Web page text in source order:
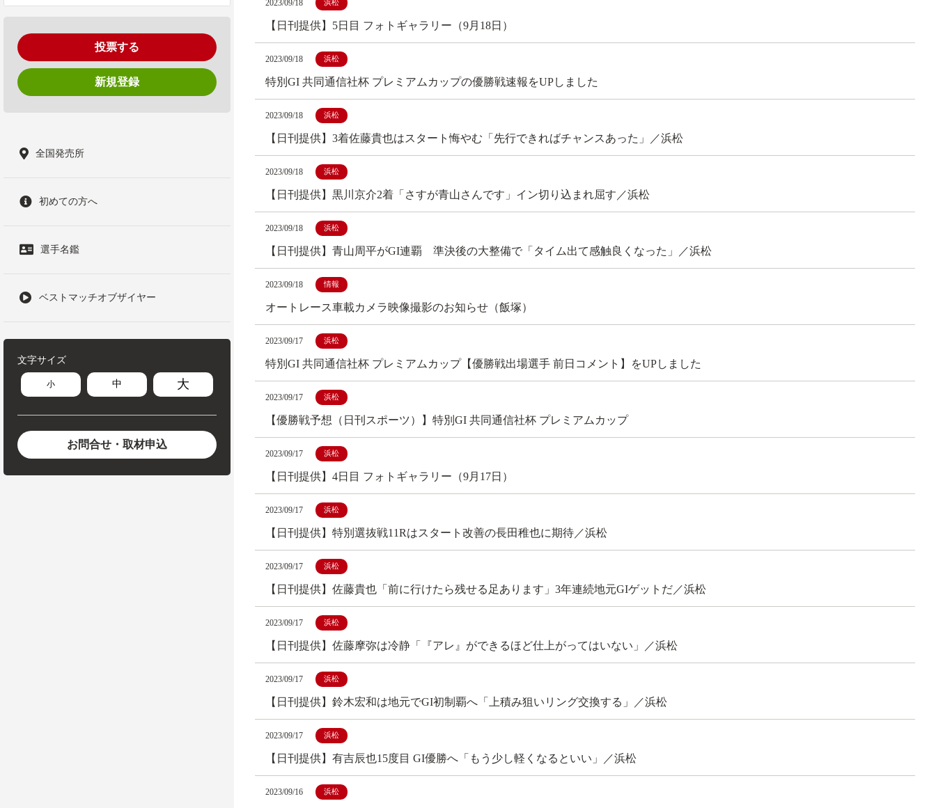
投票する
新規登録
全国発売所
初めての方へ
選手名鑑
ベストマッチオブザイヤー
文字サイズ
小 中 大
お問合せ・取材申込
2023/09/18 浜松
【日刊提供】5日目 フォトギャラリー（9月18日）
2023/09/18 浜松
特別GI 共同通信社杯 プレミアムカップの優勝戦速報をUPしました
2023/09/18 浜松
【日刊提供】3着佐藤貴也はスタート悔やむ「先行できればチャンスあった」／浜松
2023/09/18 浜松
【日刊提供】黒川京介2着「さすが青山さんです」イン切り込まれ屈す／浜松
2023/09/18 浜松
【日刊提供】青山周平がGI連覇 準決後の大整備で「タイム出て感触良くなった」／浜松
2023/09/18 情報
オートレース車載カメラ映像撮影のお知らせ（飯塚）
2023/09/17 浜松
特別GI 共同通信社杯 プレミアムカップ【優勝戦出場選手 前日コメント】をUPしました
2023/09/17 浜松
【優勝戦予想（日刊スポーツ）】特別GI 共同通信社杯 プレミアムカップ
2023/09/17 浜松
【日刊提供】4日目 フォトギャラリー（9月17日）
2023/09/17 浜松
【日刊提供】特別選抜戦11Rはスタート改善の長田稚也に期待／浜松
2023/09/17 浜松
【日刊提供】佐藤貴也「前に行けたら残せる足あります」3年連続地元GIゲットだ／浜松
2023/09/17 浜松
【日刊提供】佐藤摩弥は冷静「『アレ』ができるほど仕上がってはいない」／浜松
2023/09/17 浜松
【日刊提供】鈴木宏和は地元でGI初制覇へ「上積み狙いリング交換する」／浜松
2023/09/17 浜松
【日刊提供】有吉辰也15度目 GI優勝へ「もう少し軽くなるといい」／浜松
2023/09/16 浜松